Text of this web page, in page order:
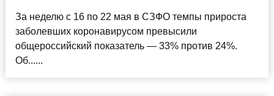
За неделю с 16 по 22 мая в СЗФО темпы прироста
заболевших коронавирусом превысили
общероссийский показатель — 33% против 24%.
Об......